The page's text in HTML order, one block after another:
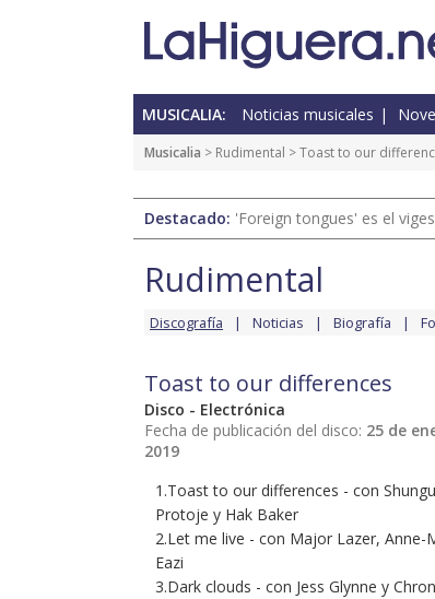
MUSICALIA: Noticias musicales
Musicalia > Rudimental > Toast to our
Destacado: 'Foreign tongues' es el
Rudimental
Discografía Noticias Biografía
Toast to our differences
Disco - Electrónica
Fecha de publicación del disco: 25 de
2019
1.Toast to our differences - con
Protoje y Hak Baker
2.Let me live - con Major Lazer, Anne-
Eazi
3.Dark clouds - con Jess Glynne y